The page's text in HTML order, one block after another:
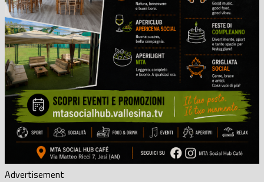
Advertisement